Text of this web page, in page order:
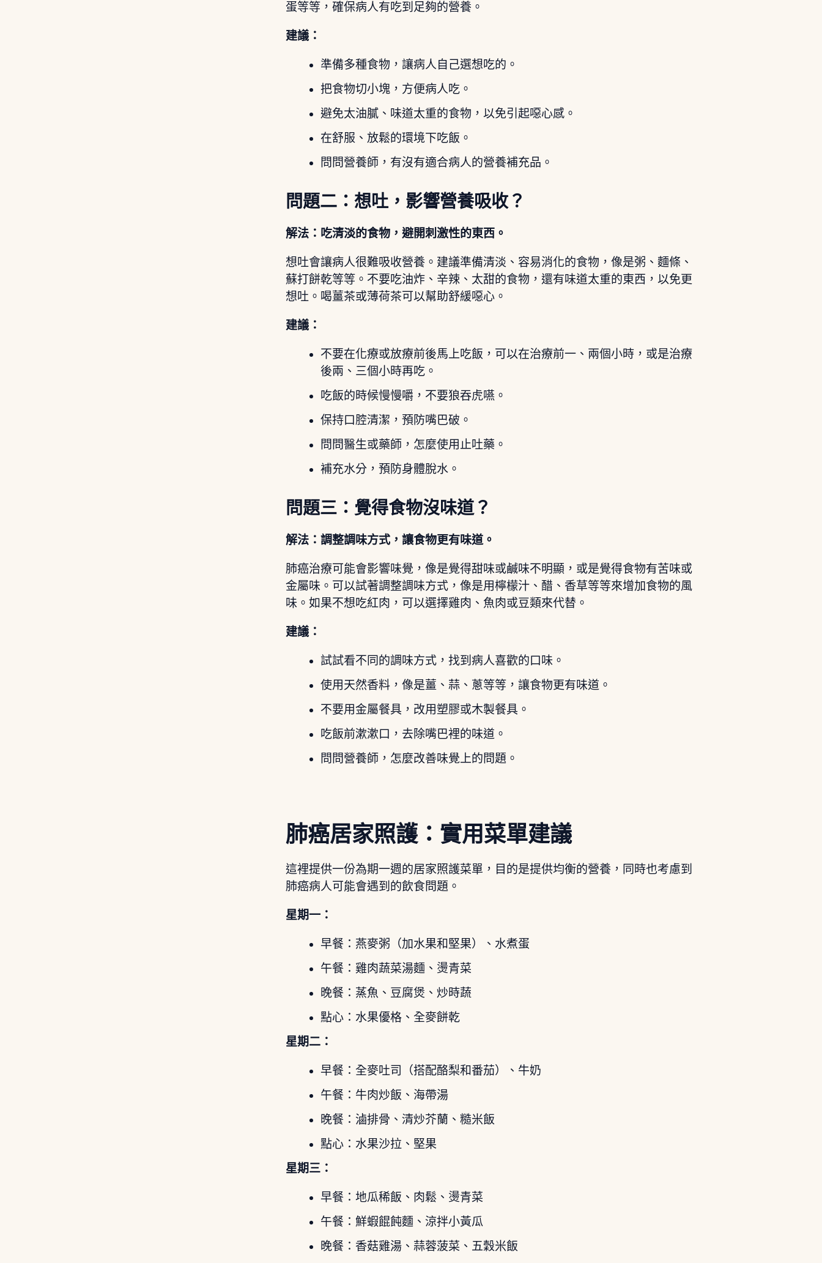
蛋等等，確保病人有吃到足夠的營養。
建議：
準備多種食物，讓病人自己選想吃的。
把食物切小塊，方便病人吃。
避免太油膩、味道太重的食物，以免引起噁心感。
在舒服、放鬆的環境下吃飯。
問問營養師，有沒有適合病人的營養補充品。
問題二：想吐，影響營養吸收？
解法：吃清淡的食物，避開刺激性的東西。
想吐會讓病人很難吸收營養。建議準備清淡、容易消化的食物，像是粥、麵條、
蘇打餅乾等等。不要吃油炸、辛辣、太甜的食物，還有味道太重的東西，以免更
想吐。喝薑茶或薄荷茶可以幫助舒緩噁心。
建議：
不要在化療或放療前後馬上吃飯，可以在治療前一、兩個小時，或是治療
後兩、三個小時再吃。
吃飯的時候慢慢嚼，不要狼吞虎嚥。
保持口腔清潔，預防嘴巴破。
問問醫生或藥師，怎麼使用止吐藥。
補充水分，預防身體脫水。
問題三：覺得食物沒味道？
解法：調整調味方式，讓食物更有味道。
肺癌治療可能會影響味覺，像是覺得甜味或鹹味不明顯，或是覺得食物有苦味或
金屬味。可以試著調整調味方式，像是用檸檬汁、醋、香草等等來增加食物的風
味。如果不想吃紅肉，可以選擇雞肉、魚肉或豆類來代替。
建議：
試試看不同的調味方式，找到病人喜歡的口味。
使用天然香料，像是薑、蒜、蔥等等，讓食物更有味道。
不要用金屬餐具，改用塑膠或木製餐具。
吃飯前漱漱口，去除嘴巴裡的味道。
問問營養師，怎麼改善味覺上的問題。
肺癌居家照護：實用菜單建議
這裡提供一份為期一週的居家照護菜單，目的是提供均衡的營養，同時也考慮到
肺癌病人可能會遇到的飲食問題。
星期一：
早餐：燕麥粥（加水果和堅果）、水煮蛋
午餐：雞肉蔬菜湯麵、燙青菜
晚餐：蒸魚、豆腐煲、炒時蔬
點心：水果優格、全麥餅乾
星期二：
早餐：全麥吐司（搭配酪梨和番茄）、牛奶
午餐：牛肉炒飯、海帶湯
晚餐：滷排骨、清炒芥蘭、糙米飯
點心：水果沙拉、堅果
星期三：
早餐：地瓜稀飯、肉鬆、燙青菜
午餐：鮮蝦餛飩麵、涼拌小黃瓜
晚餐：香菇雞湯、蒜蓉菠菜、五穀米飯